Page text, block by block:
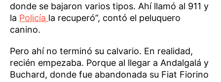
donde se bajaron varios tipos. Ahí llamó al 911 y
la Policía la recuperó”, contó el peluquero
canino.
Pero ahí no terminó su calvario. En realidad,
recién empezaba. Porque al llegar a Andalgalá y
Buchard, donde fue abandonada su Fiat Fiorino